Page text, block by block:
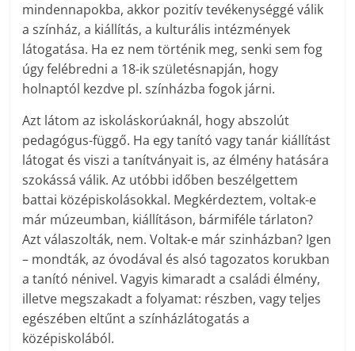
mindennapokba, akkor pozitív tevékenységgé válik
a színház, a kiállítás, a kulturális intézmények
látogatása. Ha ez nem történik meg, senki sem fog
úgy felébredni a 18-ik születésnapján, hogy
holnaptól kezdve pl. színházba fogok járni.
Azt látom az iskoláskorúaknál, hogy abszolút
pedagógus-függő. Ha egy tanító vagy tanár kiállítást
látogat és viszi a tanítványait is, az élmény hatására
szokássá válik. Az utóbbi időben beszélgettem
battai középiskolásokkal. Megkérdeztem, voltak-e
már múzeumban, kiállításon, bármiféle tárlaton?
Azt válaszolták, nem. Voltak-e már szinházban? Igen
– mondták, az óvodával és alsó tagozatos korukban
a tanító nénivel. Vagyis kimaradt a családi élmény,
illetve megszakadt a folyamat: részben, vagy teljes
egészében eltűnt a színházlátogatás a
középiskolából.